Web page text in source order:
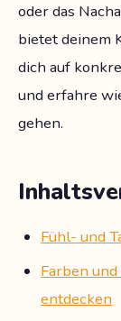
oder das
bietet deinem
dich auf
und erfahre
gehen.
Fühl- und
Farben
entdecken